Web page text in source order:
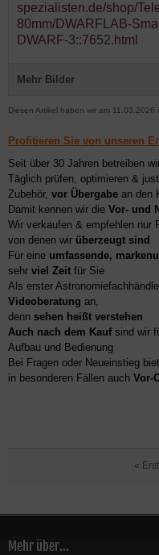
spezialisten.de/shop/
80mm/DWARFLAB-
DWARF-3::7652.html
Mehr Bilder
Diesen Artikel haben wir am
Profitieren Sie von unseren
Seit über 30 Jahren betreiben
Täglich prüfen, optimieren &
Zubehör, vor Übergabe an den
Damit kennen wir die Vor- und
Wir verkaufen & empfehlen nur
von denen wir überzeugt sind
Für eine umfassende,
sehr viel Zeit für Sie
Als erster
Videoberatung an,
denn sehen heißt verstehen
Auch nach dem Kaufsind wir
Aufbau und Bedienung
Bei Fragen oder Neueinstieg
in besonderen Fällen auch Vor-
«
Mehr über...